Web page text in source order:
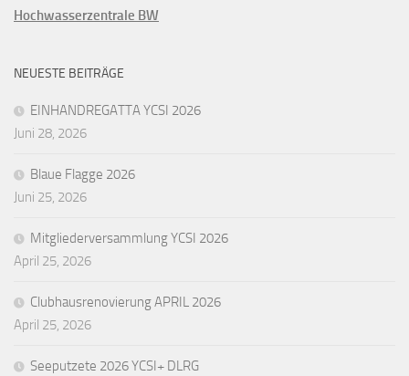
Hochwasserzentrale BW
NEUESTE BEITRÄGE
EINHANDREGATTA YCSI 2026
Juni 28, 2026
Blaue Flagge 2026
Juni 25, 2026
Mitgliederversammlung YCSI 2026
April 25, 2026
Clubhausrenovierung APRIL 2026
April 25, 2026
Seeputzete 2026 YCSI+ DLRG